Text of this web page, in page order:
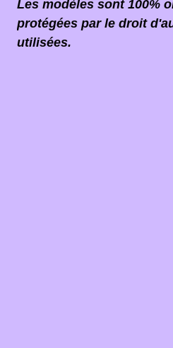
Les modèles sont 100%
protégées par le droit
utilisées.